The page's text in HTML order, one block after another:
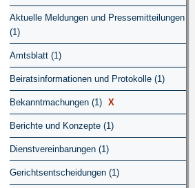
Aktuelle Meldungen und Pressemitteilungen
(1)
Amtsblatt (1)
Beiratsinformationen und Protokolle (1)
Bekanntmachungen (1) X
Berichte und Konzepte (1)
Dienstvereinbarungen (1)
Gerichtsentscheidungen (1)